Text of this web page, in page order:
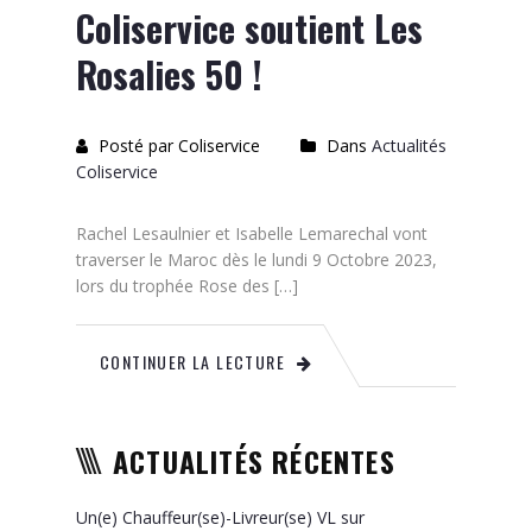
Coliservice soutient Les
Rosalies 50 !
Posté par Coliservice Dans Actualités
Coliservice
Rachel Lesaulnier et Isabelle Lemarechal vont
traverser le Maroc dès le lundi 9 Octobre 2023,
lors du trophée Rose des […]
CONTINUER LA LECTURE
ACTUALITÉS RÉCENTES
Un(e) Chauffeur(se)-Livreur(se) VL sur